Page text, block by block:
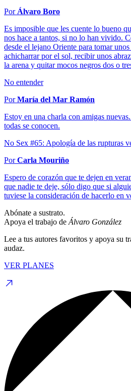
Por Álvaro Boro
Es imposible que les cuente lo bueno
nos hace a tantos, si no lo han vivido.
desde el lejano Oriente para tomar
achicharrar por el sol, recibir unos
la arena y quitar mocos negros dos o
No entender
PorMaría del Mar Ramón
Estoy en una charla con amigas
todas se conocen.
No Sex #65: Apología de las rupturas
PorCarla Mouriño
Espero de corazón que te dejen en
que nadie te deje, sólo digo que si
tuviese la consideración de hacerlo en
Abónate a sustrato.
Apoya el trabajo de Álvaro González
Lee a tus autores favoritos y apoya su
audaz.
VER PLANES